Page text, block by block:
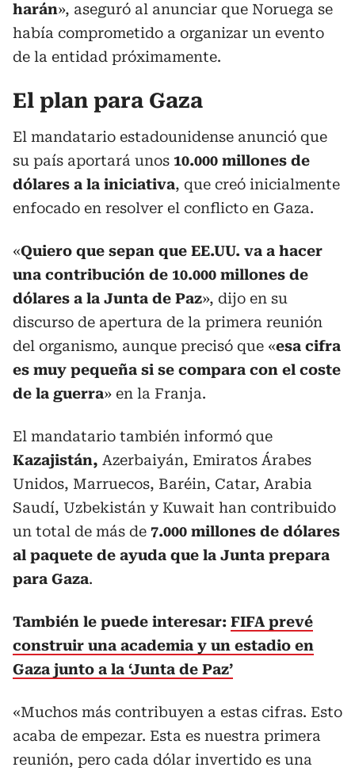
harán», aseguró al anunciar que Noruega se
había comprometido a organizar un evento
de la entidad próximamente.
El plan para Gaza
El mandatario estadounidense anunció que
su país aportará unos 10.000 millones de
dólares a la iniciativa, que creó inicialmente
enfocado en resolver el conflicto en Gaza.
«Quiero que sepan que EE.UU. va a hacer
una contribución de 10.000 millones de
dólares a la Junta de Paz», dijo en su
discurso de apertura de la primera reunión
del organismo, aunque precisó que «esa cifra
es muy pequeña si se compara con el coste
de la guerra» en la Franja.
El mandatario también informó que
Kazajistán, Azerbaiyán, Emiratos Árabes
Unidos, Marruecos, Baréin, Catar, Arabia
Saudí, Uzbekistán y Kuwait han contribuido
un total de más de 7.000 millones de dólares
al paquete de ayuda que la Junta prepara
para Gaza.
También le puede interesar: FIFA prevé
construir una academia y un estadio en
Gaza junto a la ‘Junta de Paz’
«Muchos más contribuyen a estas cifras. Esto
acaba de empezar. Esta es nuestra primera
reunión, pero cada dólar invertido es una